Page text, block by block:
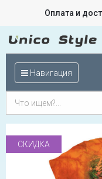
Оплата и
Навигация
СКИДКА